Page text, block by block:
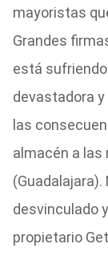
mayoristas
Grandes
está
devastadora
las
almacén a las
(Guadalajara).
desvinculado
propietario